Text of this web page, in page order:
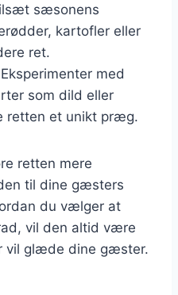
sæsonens
kartofler eller
ret.
med
som dild eller
retten et unikt præg.
retten mere
til dine gæsters
du vælger at
vil den altid være
vil glæde dine gæster.